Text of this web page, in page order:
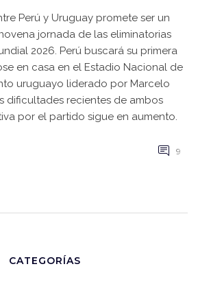
Perú y Uruguay promete ser un
jornada de las eliminatorias
2026. Perú buscará su primera
en casa en el Estadio Nacional de
uruguayo liderado por Marcelo
dificultades recientes de ambos
por el partido sigue en aumento.
9
CATEGORÍAS